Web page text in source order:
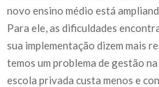
novo ensino médio está
Para ele, as dificuldades
sua implementação dizem mais
temos um problema de gestão
escola privada custa menos e